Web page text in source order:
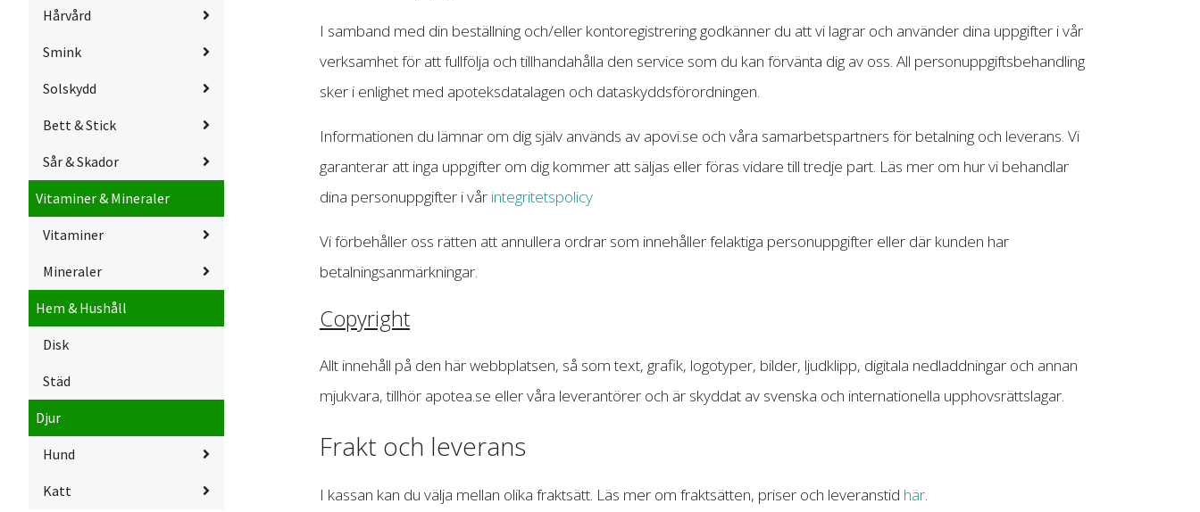
Hårvård
Smink
Solskydd
Bett & Stick
Sår & Skador
Vitaminer & Mineraler
Vitaminer
Mineraler
Hem & Hushåll
Disk
Städ
Djur
Hund
Katt
I samband med din beställning och/eller kontoregistrering godkänner du att vi lagrar och använder dina uppgifter i vår
verksamhet för att fullfölja och tillhandahålla den service som du kan förvänta dig av oss. All personuppgiftsbehandling
sker i enlighet med apoteksdatalagen och dataskyddsförordningen.
Informationen du lämnar om dig själv används av apovi.se och våra samarbetspartners för betalning och leverans. Vi
garanterar att inga uppgifter om dig kommer att säljas eller föras vidare till tredje part. Läs mer om hur vi behandlar
dina personuppgifter i vår integritetspolicy
Vi förbehåller oss rätten att annullera ordrar som innehåller felaktiga personuppgifter eller där kunden har
betalningsanmärkningar.
Copyright
Allt innehåll på den här webbplatsen, så som text, grafik, logotyper, bilder, ljudklipp, digitala nedladdningar och annan
mjukvara, tillhör apotea.se eller våra leverantörer och är skyddat av svenska och internationella upphovsrättslagar.
Frakt och leverans
I kassan kan du välja mellan olika fraktsätt. Läs mer om fraktsätten, priser och leveranstid här.